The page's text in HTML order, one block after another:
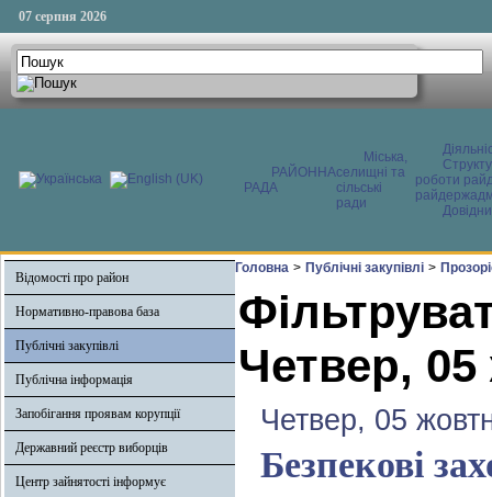
07 серпня 2026
РАЙОННА
РАДА
Міська,
селищні та
сільські
ради
роботи
Відомості про район
Нормативно-правова база
Публічні закупівлі
Публічна інформація
Запобігання проявам корупції
Державний реєстр виборців
Центр зайнятості інформує
Головна > Публічні закупівлі >
Четвер,
Четвер, 05
Безпекові